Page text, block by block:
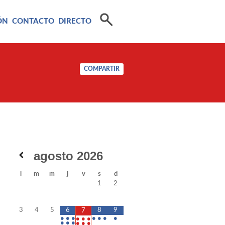
CONTACTO DIRECTO
COMPARTIR
agosto 2026
m m j v s
d
1
2
3 4 5
6
• • •
• • •
7
• • •
8
• • •
9
•